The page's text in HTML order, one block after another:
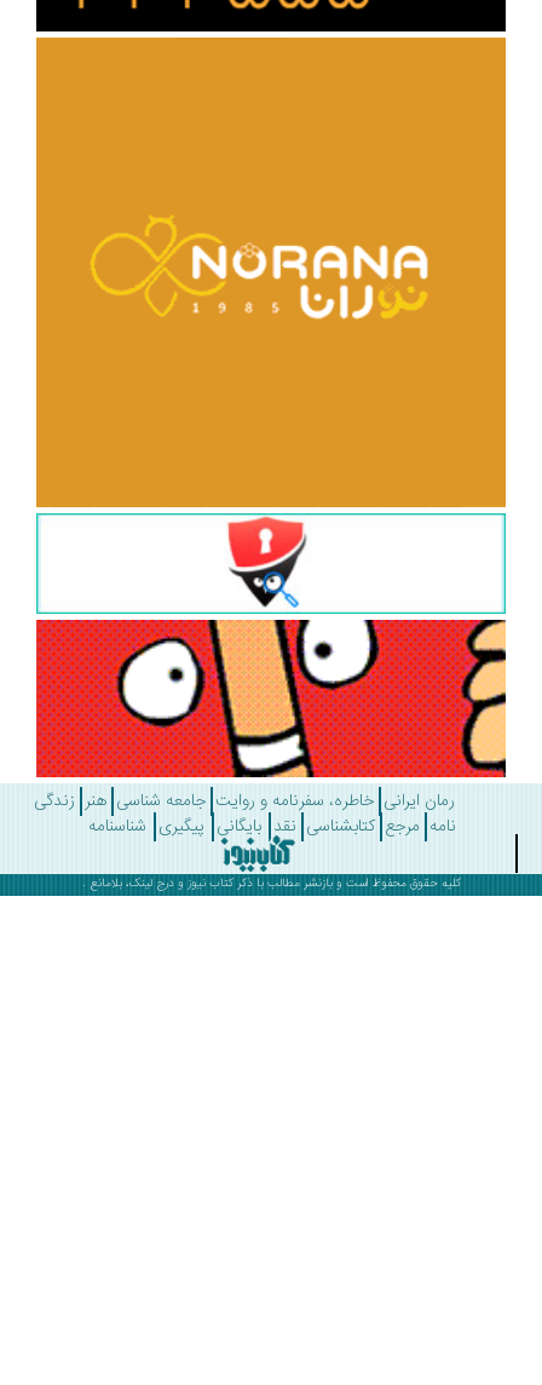
رمان ایرانی خاطره، سفرنامه و روایت جامعه شناسی هنر زندگی
مرجع کتابشناسی نقد بایگانی پیگیری شناسنامه
کلیه حقوق محفوظ است و بازنشر مطالب با ذکرکتاب نیوز و درج لینک، بلامانع .